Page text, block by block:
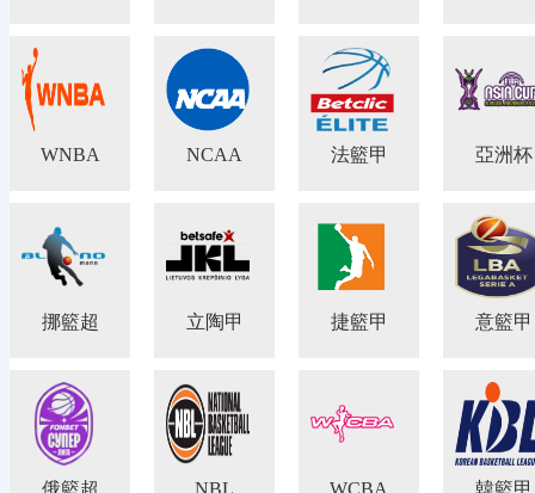
WNBA NCAA 法籃甲 亞洲杯
挪籃超 立陶甲 捷籃甲 意籃甲
俄籃超 NBL WCBA 韓籃甲